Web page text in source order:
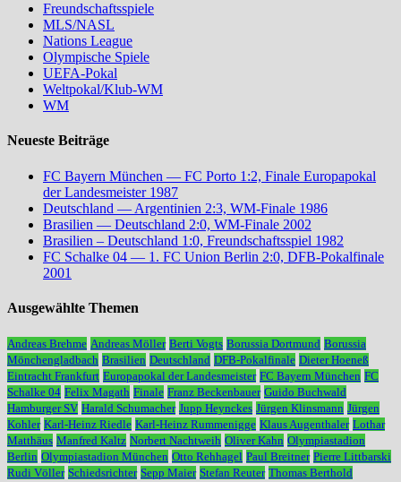
Freundschaftsspiele
MLS/NASL
Nations League
Olympische Spiele
UEFA-Pokal
Weltpokal/Klub-WM
WM
Neueste Beiträge
FC Bayern München — FC Porto 1:2, Finale Europapokal
der Landesmeister 1987
Deutschland — Argentinien 2:3, WM-Finale 1986
Brasilien — Deutschland 2:0, WM-Finale 2002
Brasilien – Deutschland 1:0, Freundschaftsspiel 1982
FC Schalke 04 — 1. FC Union Berlin 2:0, DFB-Pokalfinale
2001
Ausgewählte Themen
Andreas Brehme Andreas Möller Berti Vogts Borussia Dortmund Borussia
Mönchengladbach Brasilien Deutschland DFB-Pokalfinale Dieter Hoeneß
Eintracht Frankfurt Europapokal der Landesmeister FC Bayern München FC
Schalke 04 Felix Magath Finale Franz Beckenbauer Guido Buchwald
Hamburger SV Harald Schumacher Jupp Heynckes Jürgen Klinsmann Jürgen
Kohler Karl-Heinz Riedle Karl-Heinz Rummenigge Klaus Augenthaler Lothar
Matthäus Manfred Kaltz Norbert Nachtweih Oliver Kahn Olympiastadion
Berlin Olympiastadion München Otto Rehhagel Paul Breitner Pierre Littbarski
Rudi Völler Schiedsrichter Sepp Maier Stefan Reuter Thomas Berthold